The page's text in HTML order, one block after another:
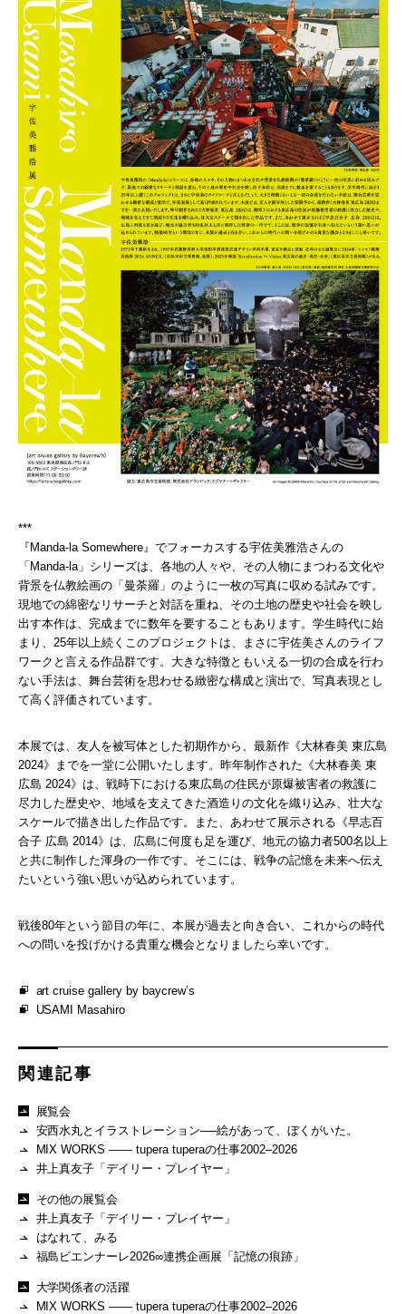
***
『Manda-la Somewhere』でフォーカスする宇佐美雅浩さんの
「Manda-la」シリーズは、各地の人々や、その人物にまつわる文化や
背景を仏教絵画の「曼荼羅」のように一枚の写真に収める試みです。
現地での綿密なリサーチと対話を重ね、その土地の歴史や社会を映し
出す本作は、完成までに数年を要することもあります。学生時代に始
まり、25年以上続くこのプロジェクトは、まさに宇佐美さんのライフ
ワークと言える作品群です。大きな特徴ともいえる一切の合成を行わ
ない手法は、舞台芸術を思わせる緻密な構成と演出で、写真表現とし
て高く評価されています。
本展では、友人を被写体とした初期作から、最新作《大林春美 東広島
2024》までを一堂に公開いたします。昨年制作された《大林春美 東
広島 2024》は、戦時下における東広島の住民が原爆被害者の救護に
尽力した歴史や、地域を支えてきた酒造りの文化を織り込み、壮大な
スケールで描き出した作品です。また、あわせて展示される《早志百
合子 広島 2014》は、広島に何度も足を運び、地元の協力者500名以上
と共に制作した渾身の一作です。そこには、戦争の記憶を未来へ伝え
たいという強い思いが込められています。
戦後80年という節目の年に、本展が過去と向き合い、これからの時代
への問いを投げかける貴重な機会となりましたら幸いです。
art cruise gallery by baycrew’s
USAMI Masahiro
関連記事
展覧会
安西水丸とイラストレーション──絵があって、ぼくがいた。
MIX WORKS —— tupera tuperaの仕事2002–2026
井上真友子「デイリー・プレイヤー」
その他の展覧会
井上真友子「デイリー・プレイヤー」
はなれて、みる
福島ビエンナーレ2026∞連携企画展「記憶の痕跡」
大学関係者の活躍
MIX WORKS —— tupera tuperaの仕事2002–2026